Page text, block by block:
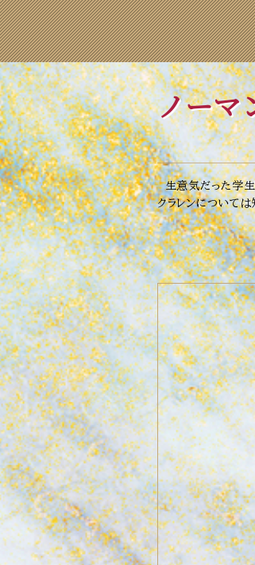
ノーマ
生意気だった学生
クラレンについては